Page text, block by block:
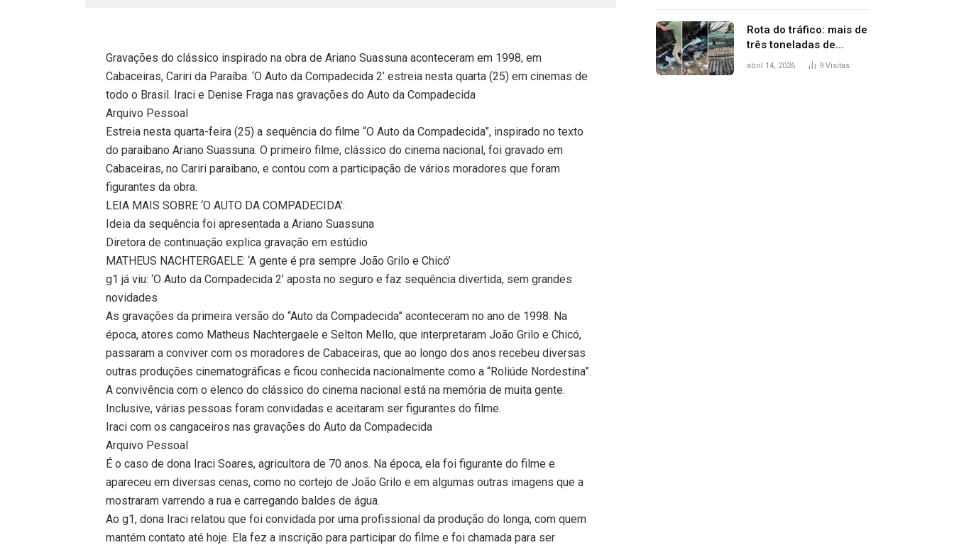
Gravações do clássico inspirado na obra de Ariano Suassuna aconteceram em 1998, em
Cabaceiras, Cariri da Paraíba. ‘O Auto da Compadecida 2’ estreia nesta quarta (25) em cinemas de
todo o Brasil. Iraci e Denise Fraga nas gravações do Auto da Compadecida
Arquivo Pessoal
Estreia nesta quarta-feira (25) a sequência do filme “O Auto da Compadecida”, inspirado no texto
do paraibano Ariano Suassuna. O primeiro filme, clássico do cinema nacional, foi gravado em
Cabaceiras, no Cariri paraibano, e contou com a participação de vários moradores que foram
figurantes da obra.
LEIA MAIS SOBRE ‘O AUTO DA COMPADECIDA’:
Ideia da sequência foi apresentada a Ariano Suassuna
Diretora de continuação explica gravação em estúdio
MATHEUS NACHTERGAELE: ‘A gente é pra sempre João Grilo e Chicó’
g1 já viu: ‘O Auto da Compadecida 2’ aposta no seguro e faz sequência divertida, sem grandes
novidades
As gravações da primeira versão do “Auto da Compadecida” aconteceram no ano de 1998. Na
época, atores como Matheus Nachtergaele e Selton Mello, que interpretaram João Grilo e Chicó,
passaram a conviver com os moradores de Cabaceiras, que ao longo dos anos recebeu diversas
outras produções cinematográficas e ficou conhecida nacionalmente como a “Roliúde Nordestina”.
A convivência com o elenco do clássico do cinema nacional está na memória de muita gente.
Inclusive, várias pessoas foram convidadas e aceitaram ser figurantes do filme.
Iraci com os cangaceiros nas gravações do Auto da Compadecida
Arquivo Pessoal
É o caso de dona Iraci Soares, agricultora de 70 anos. Na época, ela foi figurante do filme e
apareceu em diversas cenas, como no cortejo de João Grilo e em algumas outras imagens que a
mostraram varrendo a rua e carregando baldes de água.
Ao g1, dona Iraci relatou que foi convidada por uma profissional da produção do longa, com quem
mantém contato até hoje. Ela fez a inscrição para participar do filme e foi chamada para ser
Rota do tráfico: mais de
três toneladas de
drogas são
abril 14, 2026 9 Visitas